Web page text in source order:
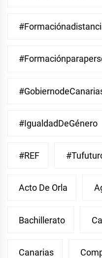
#IgualdadDeGénero
#REF
Acto De Orla
Bachillerato
Canarias